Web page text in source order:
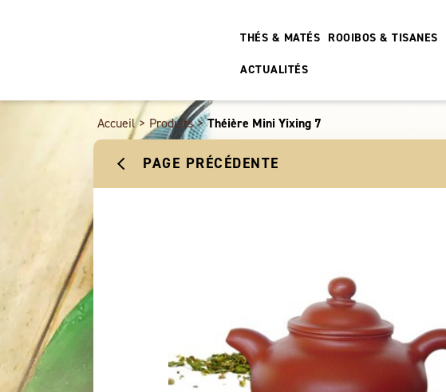
THÉS & MATÉS ROOIBOS & TISANES
ACTUALITÉS
Accueil > Produits > Théière Mini Yixing 7
PAGE PRÉCÉDENTE